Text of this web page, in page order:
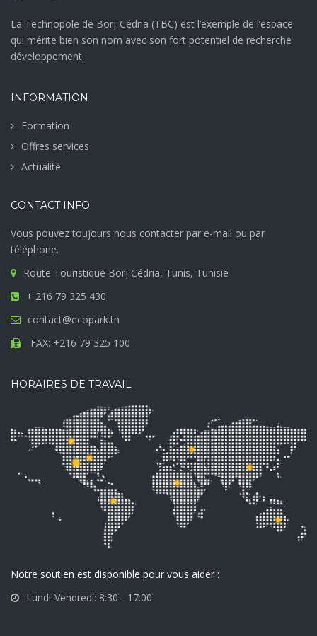
La Technopole de Borj-Cédria (TBC) est l’exemple de l’espace
qui mérite bien son nom avec son fort potentiel de recherche
développement.
INFORMATION
Formation
Offres services
Actualité
CONTACT INFO
Vous pouvez toujours nous contacter par e-mail ou par
téléphone.
Route Touristique Borj Cédria, Tunis, Tunisie
+ 216 79 325 430
contact@ecopark.tn
FAX: +216 79 325 100
HORAIRES DE TRAVAIL
Notre soutien est disponible pour vous aider :
Lundi-Vendredi: 8:30 - 17:00